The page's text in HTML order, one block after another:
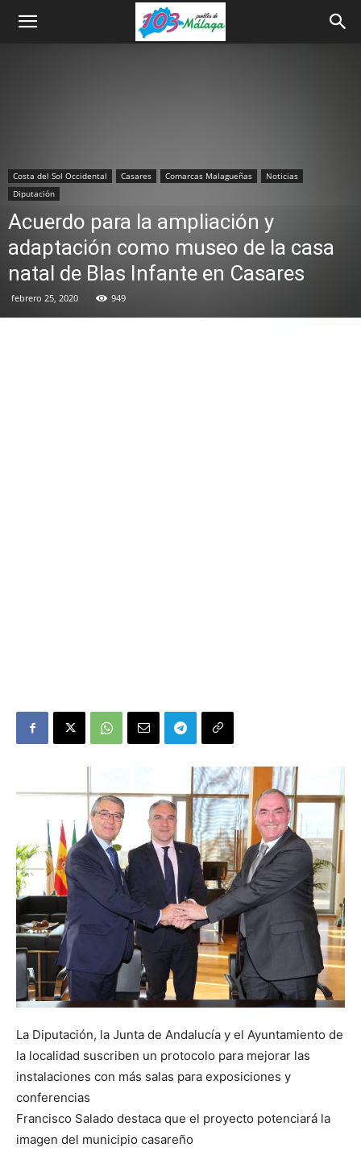
Costa del Sol Occidental Casares Comarcas Malagueñas
Noticias
Diputación
Acuerdo para la ampliación y
adaptación como museo de la casa
natal de Blas Infante en Casares
febrero 25, 2020 949
La Diputación, la Junta de Andalucía y el Ayuntamiento de
la localidad suscriben un protocolo para mejorar las
instalaciones con más salas para exposiciones y
conferencias
Francisco Salado destaca que el proyecto potenciará la
imagen del municipio casareño